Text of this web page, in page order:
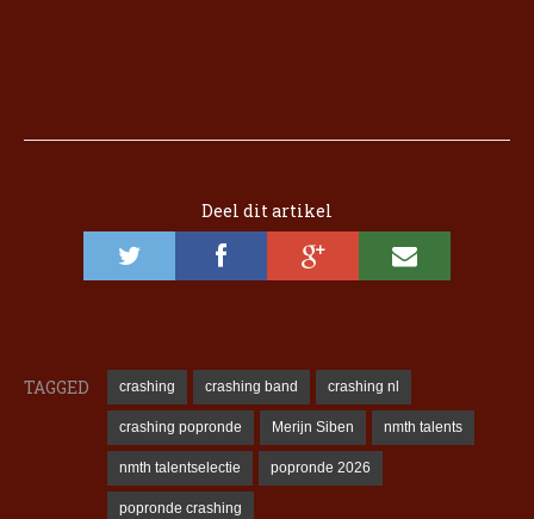
Deel dit artikel
TAGGED crashing crashing band crashing nl
crashing popronde Merijn Siben nmth talents
nmth talentselectie popronde 2026
popronde crashing